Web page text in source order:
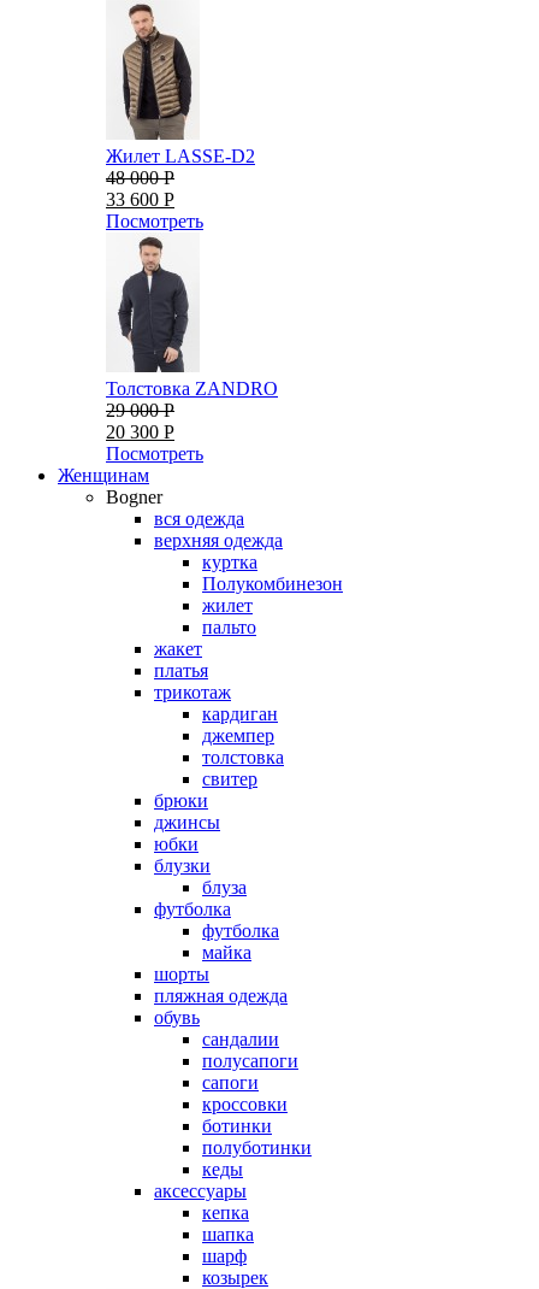
Жилет LASSE-D2
48 000 Р
33 600 Р
Посмотреть
Толстовка ZANDRO
29 000 Р
20 300 Р
Посмотреть
Женщинам
Bogner
вся одежда
верхняя одежда
куртка
Полукомбинезон
жилет
пальто
жакет
платья
трикотаж
кардиган
джемпер
толстовка
свитер
брюки
джинсы
юбки
блузки
блуза
футболка
футболка
майка
шорты
пляжная одежда
oбувь
сандалии
полусапоги
сапоги
кроссовки
ботинки
полуботинки
кеды
аксессуары
кепка
шапка
шарф
козырек